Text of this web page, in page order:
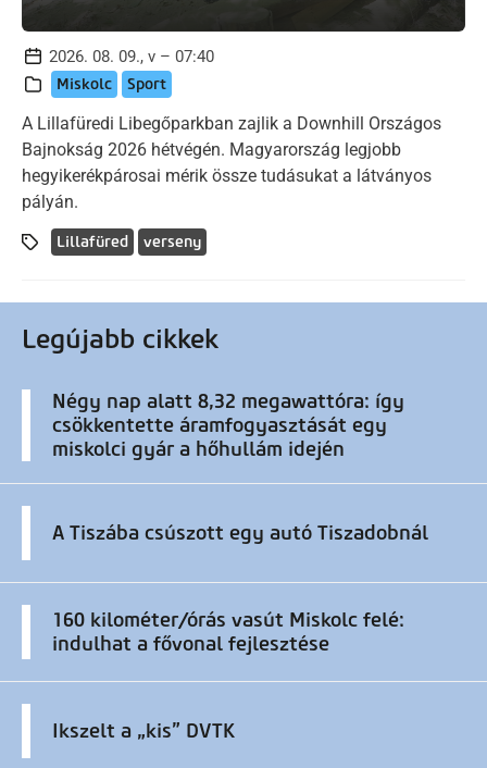
2026. 08. 09., v – 07:40
Miskolc Sport
A Lillafüredi Libegőparkban zajlik a Downhill Országos
Bajnokság 2026 hétvégén. Magyarország legjobb
hegyikerékpárosai mérik össze tudásukat a látványos
pályán.
Lillafüred verseny
Legújabb cikkek
Négy nap alatt 8,32 megawattóra: így
csökkentette áramfogyasztását egy
miskolci gyár a hőhullám idején
A Tiszába csúszott egy autó Tiszadobnál
160 kilométer/órás vasút Miskolc felé:
indulhat a fővonal fejlesztése
Ikszelt a „kis” DVTK